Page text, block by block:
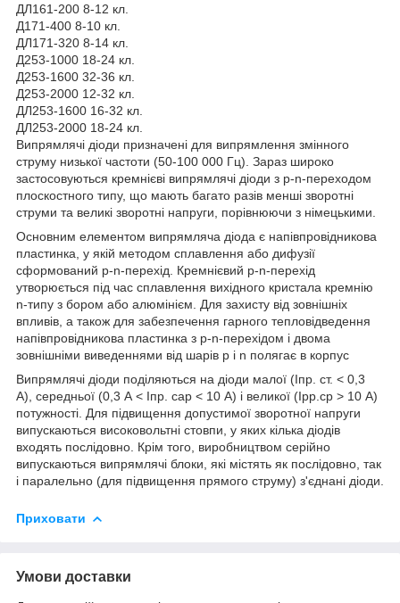
ДЛ161-200 8-12 кл.
Д171-400 8-10 кл.
ДЛ171-320 8-14 кл.
Д253-1000 18-24 кл.
Д253-1600 32-36 кл.
Д253-2000 12-32 кл.
ДЛ253-1600 16-32 кл.
ДЛ253-2000 18-24 кл.
Випрямлячі діоди призначені для випрямлення змінного
струму низької частоти (50-100 000 Гц). Зараз широко
застосовуються кремнієві випрямлячі діоди з р-n-переходом
плоскостного типу, що мають багато разів менші зворотні
струми та великі зворотні напруги, порівнюючи з німецькими.
Основним елементом випрямляча діода є напівпровідникова
пластинка, у якій методом сплавлення або дифузії
сформований р-n-перехід. Кремнієвий р-n-перехід
утворюється під час сплавлення вихідного кристала кремнію
n-типу з бором або алюмінієм. Для захисту від зовнішніх
впливів, а також для забезпечення гарного тепловідведення
напівпровідникова пластинка з р-n-перехідом і двома
зовнішніми виведеннями від шарів p і n полягає в корпус
Випрямлячі діоди поділяються на діоди малої (Iпр. ст. < 0,3
А), середньої (0,3 А < Iпр. сар < 10 А) і великої (Ipp.ср > 10 А)
потужності. Для підвищення допустимої зворотної напруги
випускаються високовольтні стовпи, у яких кілька діодів
входять послідовно. Крім того, виробництвом серійно
випускаються випрямлячі блоки, які містять як послідовно, так
і паралельно (для підвищення прямого струму) з'єднані діоди.
Приховати
Умови доставки